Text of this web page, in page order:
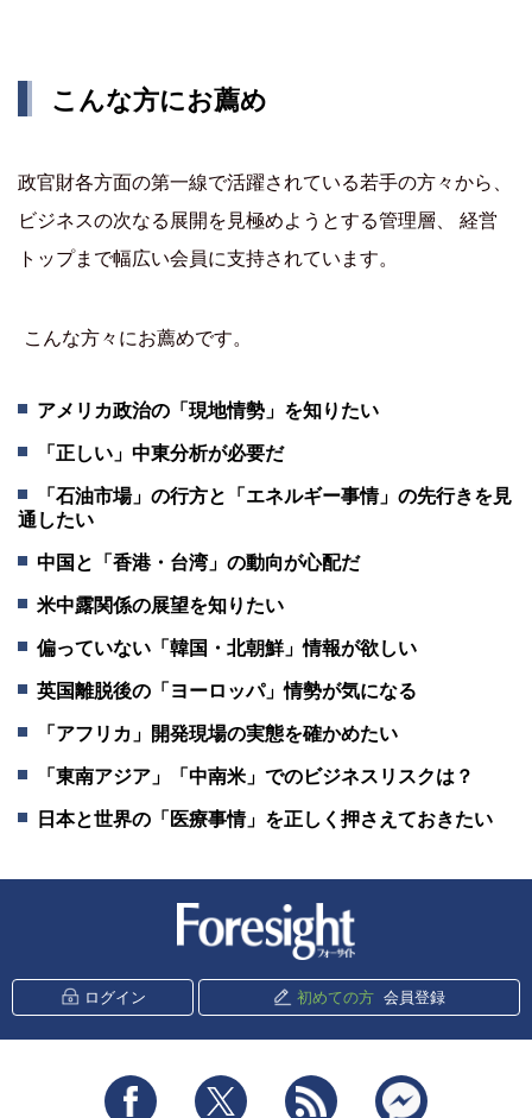
こんな方にお薦め
政官財各方面の第一線で活躍されている若手の方々から、
ビジネスの次なる展開を見極めようとする管理層、 経営
トップまで幅広い会員に支持されています。
こんな方々にお薦めです。
アメリカ政治の「現地情勢」を知りたい
「正しい」中東分析が必要だ
「石油市場」の行方と「エネルギー事情」の先行きを見
通したい
中国と「香港・台湾」の動向が心配だ
米中露関係の展望を知りたい
偏っていない「韓国・北朝鮮」情報が欲しい
英国離脱後の「ヨーロッパ」情勢が気になる
「アフリカ」開発現場の実態を確かめたい
「東南アジア」「中南米」でのビジネスリスクは？
日本と世界の「医療事情」を正しく押さえておきたい
ログイン 初めての方 会員登録
Facebook Twitter RSS